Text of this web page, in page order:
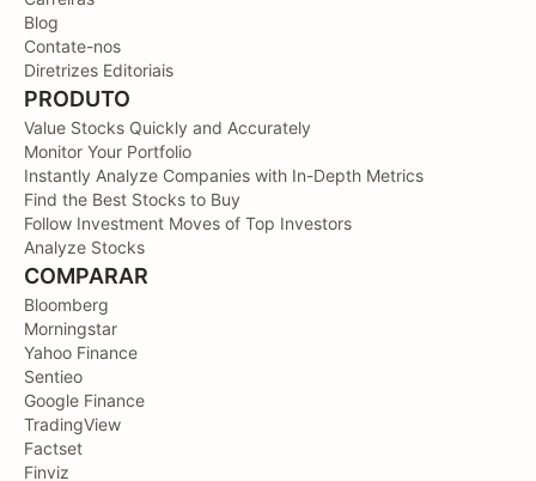
Blog
Contate-nos
Diretrizes Editoriais
PRODUTO
Value Stocks Quickly and Accurately
Monitor Your Portfolio
Instantly Analyze Companies with In-Depth Metrics
Find the Best Stocks to Buy
Follow Investment Moves of Top Investors
Analyze Stocks
COMPARAR
Bloomberg
Morningstar
Yahoo Finance
Sentieo
Google Finance
TradingView
Factset
Finviz